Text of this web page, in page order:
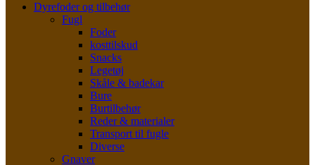
Dyrefoder og tilbehør
Fugl
Foder
kosttilskud
Snacks
Legetøj
Skåle & badekar
Bure
Burtilbehør
Reder & materialer
Transport til fugle
Diverse
Gnaver